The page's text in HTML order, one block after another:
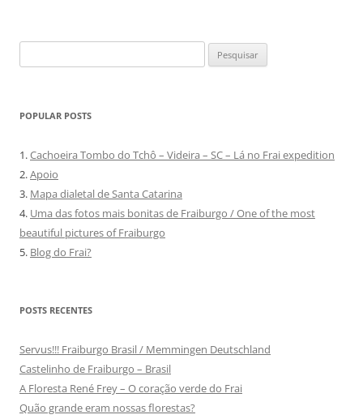
por:
POPULAR POSTS
1.Cachoeira Tombo do Tchô – Videira – SC – Lá no Frai expedition
2.Apoio
3. Mapa dialetal de Santa Catarina
4. Uma das fotos mais bonitas de Fraiburgo / One of the most
beautiful pictures of Fraiburgo
5. Blog do Frai?
POSTS RECENTES
Servus!!! Fraiburgo Brasil / Memmingen Deutschland
Castelinho de Fraiburgo – Brasil
A Floresta René Frey – O coração verde do Frai
Quão grande eram nossas florestas?